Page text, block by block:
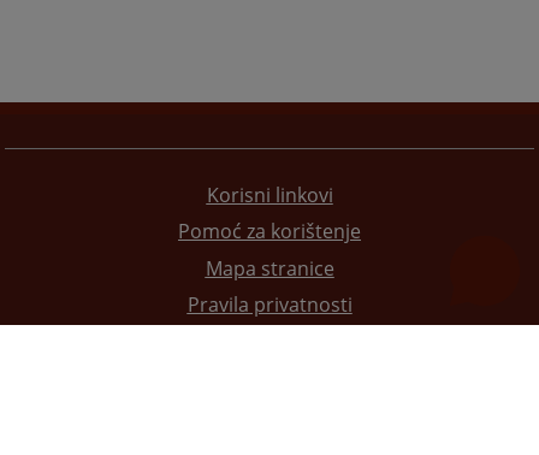
Korisni linkovi
Pomoć za korištenje
Mapa stranice
Pravila privatnosti